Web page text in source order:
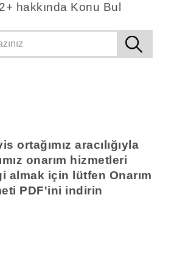
hakkında Konu Bul
ortağımız aracılığıyla
onarım hizmetleri
almak için lütfen Onarım
PDF'ini indirin